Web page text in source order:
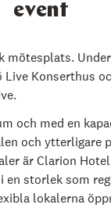
event
mötesplats.
Live Konserthus
och med en
och ytterligare
är Clarion
en storlek som
lokalerna